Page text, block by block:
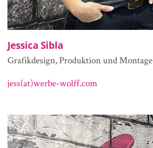
Jessica Sibla
Grafikdesign, Produktion und Montage
jess(at)werbe-wolff.com